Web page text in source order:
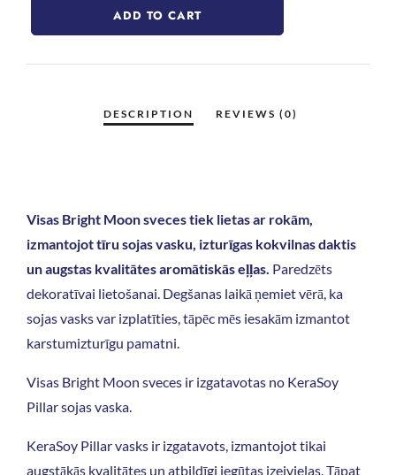
ADD TO CART
Visas Bright Moon sveces tiek lietas ar rokām,
izmantojot tīru sojas vasku, izturīgas kokvilnas daktis
un augstas kvalitātes aromātiskās eļļas. Paredzēts
dekoratīvai lietošanai. Degšanas laikā ņemiet vērā, ka
sojas vasks var izplatīties, tāpēc mēs iesakām izmantot
karstumizturīgu pamatni.
Visas Bright Moon sveces ir izgatavotas no KeraSoy
Pillar sojas vaska.
KeraSoy Pillar vasks ir izgatavots, izmantojot tikai
augstākās kvalitātes un atbildīgi iegūtas izejvielas. Tāpat